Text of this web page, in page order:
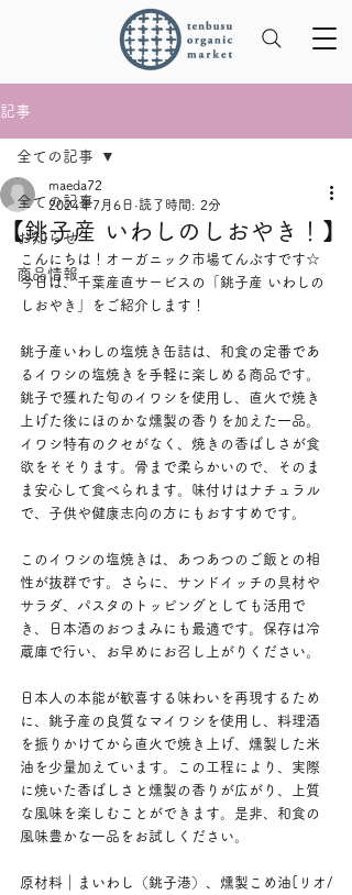
記事
全ての記事
お知らせ
商品情報
全ての記事
【銚子産 いわしのしおやき！】
maeda72
2024年7月6日 読了時間: 2分
こんにちは！オーガニック市場てんぶすです☆
今日は、千葉産直サービスの「銚子産 いわしの
しおやき」をご紹介します！
銚子産いわしの塩焼き缶詰は、和食の定番であ
るイワシの塩焼きを手軽に楽しめる商品です。
銚子で獲れた旬のイワシを使用し、直火で焼き
上げた後にほのかな燻製の香りを加えた一品。
イワシ特有のクセがなく、焼きの香ばしさが食
欲をそそります。骨まで柔らかいので、そのま
ま安心して食べられます。味付けはナチュラル
で、子供や健康志向の方にもおすすめです。
このイワシの塩焼きは、あつあつのご飯との相
性が抜群です。さらに、サンドイッチの具材や
サラダ、パスタのトッピングとしても活用で
き、日本酒のおつまみにも最適です。保存は冷
蔵庫で行い、お早めにお召し上がりください。
日本人の本能が歓喜する味わいを再現するため
に、銚子産の良質なマイワシを使用し、料理酒
を振りかけてから直火で焼き上げ、燻製した米
油を少量加えています。この工程により、実際
に焼いた香ばしさと燻製の香りが広がり、上質
な風味を楽しむことができます。是非、和食の
風味豊かな一品をお試しください。
原材料｜まいわし（銚子港）、燻製こめ油[リオ/